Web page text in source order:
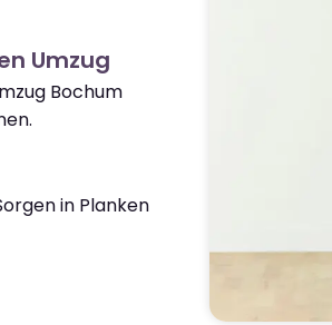
Umzug
Bochum
in Planken